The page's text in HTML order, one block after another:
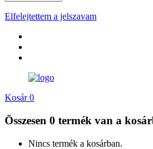
Elfelejtettem a jelszavam
Kosár 0
Összesen 0 termék van a
Nincs termék a kosárban.